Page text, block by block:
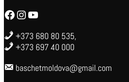
Facebook Instagram YouTube
+373 680 80 535,
+373 697 40 000
baschetmoldova@gmail.com